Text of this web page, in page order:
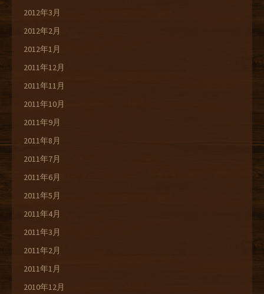
2012年3月
2012年2月
2012年1月
2011年12月
2011年11月
2011年10月
2011年9月
2011年8月
2011年7月
2011年6月
2011年5月
2011年4月
2011年3月
2011年2月
2011年1月
2010年12月